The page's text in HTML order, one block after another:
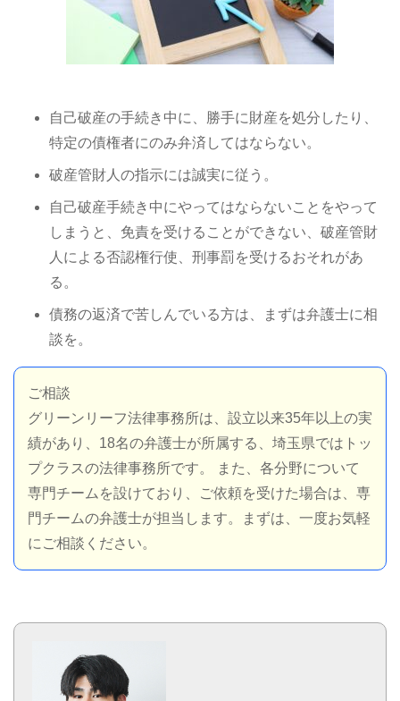
自己破産の手続き中に、勝手に財産を処分したり、
特定の債権者にのみ弁済してはならない。
破産管財人の指示には誠実に従う。
自己破産手続き中にやってはならないことをやって
しまうと、免責を受けることができない、破産管財
人による否認権行使、刑事罰を受けるおそれがあ
る。
債務の返済で苦しんでいる方は、まずは弁護士に相
談を。
ご相談
グリーンリーフ法律事務所は、設立以来35年以上の実
績があり、18名の弁護士が所属する、埼玉県ではトッ
プクラスの法律事務所です。 また、各分野について
専門チームを設けており、ご依頼を受けた場合は、専
門チームの弁護士が担当します。まずは、一度お気軽
にご相談ください。